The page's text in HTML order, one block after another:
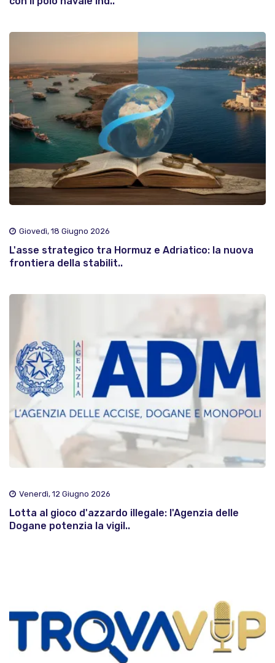
Giovedì, 18 Giugno 2026
L'asse strategico tra Hormuz e Adriatico: la nuova
frontiera della stabilit..
Venerdì, 12 Giugno 2026
Lotta al gioco d'azzardo illegale: l'Agenzia delle
Dogane potenzia la vigil..